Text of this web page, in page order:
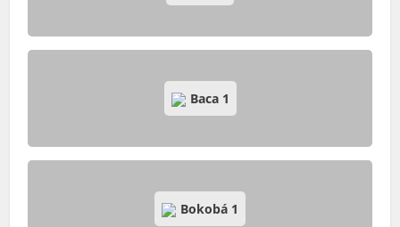
Baca 1
Bokobá 1